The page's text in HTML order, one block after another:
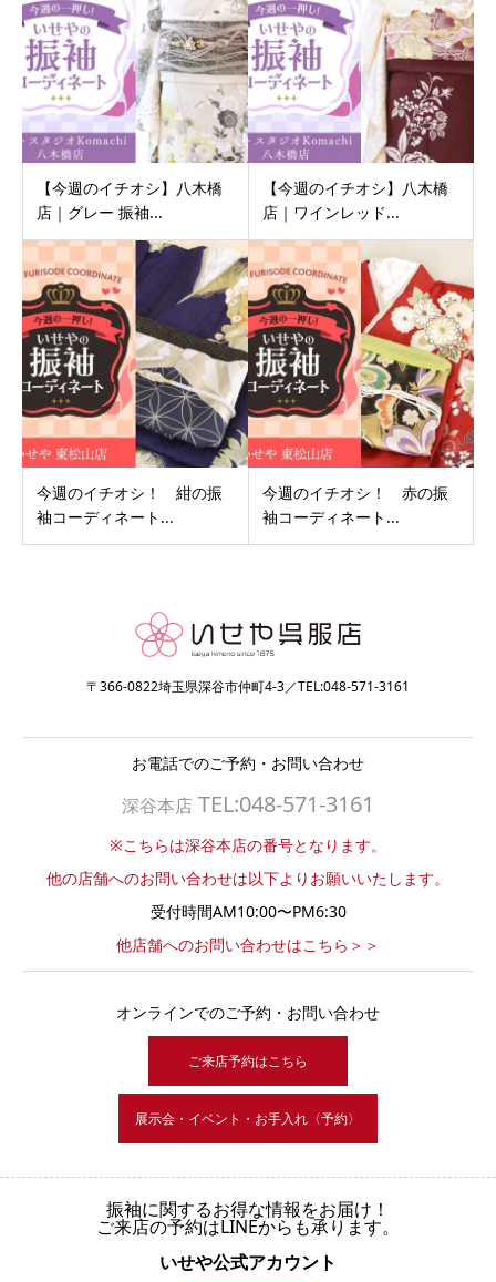
【今週のイチオシ】八木橋
店｜グレー 振袖...
【今週のイチオシ】八木橋
店｜ワインレッド...
今週のイチオシ！ 紺の振
袖コーディネート...
今週のイチオシ！ 赤の振
袖コーディネート...
〒366-0822埼玉県深谷市仲町4-3／TEL:048-571-3161
お電話でのご予約・お問い合わせ
深谷本店 TEL:048-571-3161
※こちらは深谷本店の番号となります。
他の店舗へのお問い合わせは以下よりお願いいたします。
受付時間AM10:00〜PM6:30
他店舗へのお問い合わせはこちら＞＞
オンラインでのご予約・お問い合わせ
ご来店予約はこちら
展示会・イベント・お手入れ〈予約〉
振袖に関するお得な情報をお届け！
ご来店の予約はLINEからも承ります。
いせや公式アカウント